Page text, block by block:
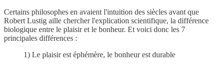
Certains philosophes en avaient l'intuition des siècles avant que
Robert Lustig aille chercher l'explication scientifique, la différence
biologique entre le plaisir et le bonheur. Et voici donc les 7
principales différences :
1) Le plaisir est éphémère, le bonheur est durable